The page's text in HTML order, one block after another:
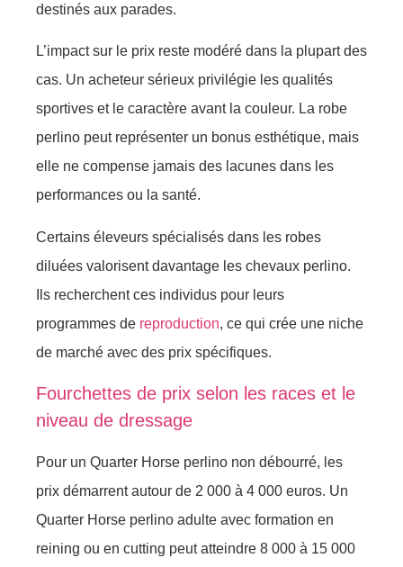
destinés aux parades.
L’impact sur le prix reste modéré dans la plupart des
cas. Un acheteur sérieux privilégie les qualités
sportives et le caractère avant la couleur. La robe
perlino peut représenter un bonus esthétique, mais
elle ne compense jamais des lacunes dans les
performances ou la santé.
Certains éleveurs spécialisés dans les robes
diluées valorisent davantage les chevaux perlino.
Ils recherchent ces individus pour leurs
programmes de reproduction, ce qui crée une niche
de marché avec des prix spécifiques.
Fourchettes de prix selon les races et le
niveau de dressage
Pour un Quarter Horse perlino non débourré, les
prix démarrent autour de 2 000 à 4 000 euros. Un
Quarter Horse perlino adulte avec formation en
reining ou en cutting peut atteindre 8 000 à 15 000